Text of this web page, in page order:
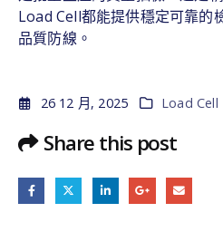
Load Cell都能提供穩定可靠的
品質防線。
26 12 月, 2025 Load Cell
Share this post